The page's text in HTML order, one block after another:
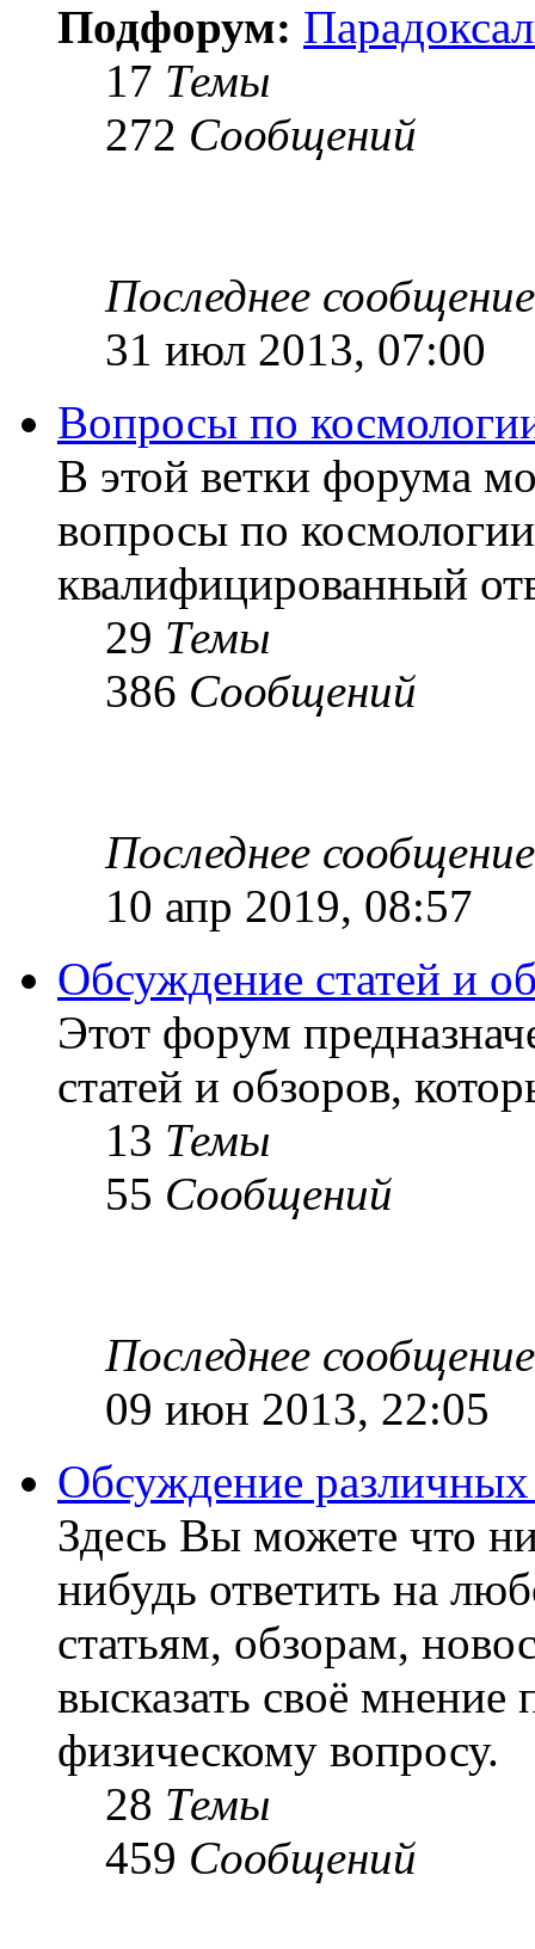
Подфорум:
17 Темы
272 Сообщений
Последнее сообщение
31 июл 2013, 07:00
Вопросы по
В этой ветки форума
вопросы по
квалифицированный
29 Темы
386 Сообщений
Последнее сообщение
10 апр 2019, 08:57
Обсуждение статей и
Этот форум
статей и обзоров,
13 Темы
55 Сообщений
Последнее сообщение
09 июн 2013, 22:05
Обсуждение
Здесь Вы можете что
нибудь ответить на
статьям, обзорам,
высказать своё
физическому вопросу.
28 Темы
459 Сообщений